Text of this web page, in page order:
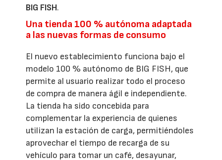
BIG FISH.
Una tienda 100 % autónoma adaptada
a las nuevas formas de consumo
El nuevo establecimiento funciona bajo el
modelo 100 % autónomo de BIG FISH, que
permite al usuario realizar todo el proceso
de compra de manera ágil e independiente.
La tienda ha sido concebida para
complementar la experiencia de quienes
utilizan la estación de carga, permitiéndoles
aprovechar el tiempo de recarga de su
vehículo para tomar un café, desayunar,